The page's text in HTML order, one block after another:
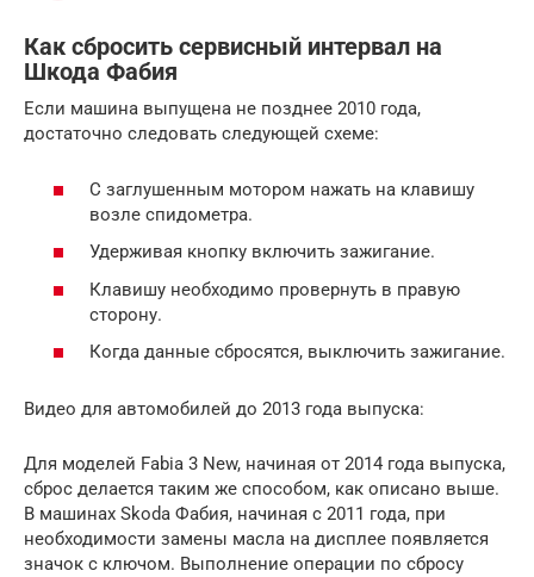
Как сбросить сервисный интервал на
Шкода Фабия
Если машина выпущена не позднее 2010 года,
достаточно следовать следующей схеме:
С заглушенным мотором нажать на клавишу
возле спидометра.
Удерживая кнопку включить зажигание.
Клавишу необходимо провернуть в правую
сторону.
Когда данные сбросятся, выключить зажигание.
Видео для автомобилей до 2013 года выпуска:
Для моделей Fabia 3 New, начиная от 2014 года выпуска,
сброс делается таким же способом, как описано выше.
В машинах Skoda Фабия, начиная с 2011 года, при
необходимости замены масла на дисплее появляется
значок с ключом. Выполнение операции по сбросу